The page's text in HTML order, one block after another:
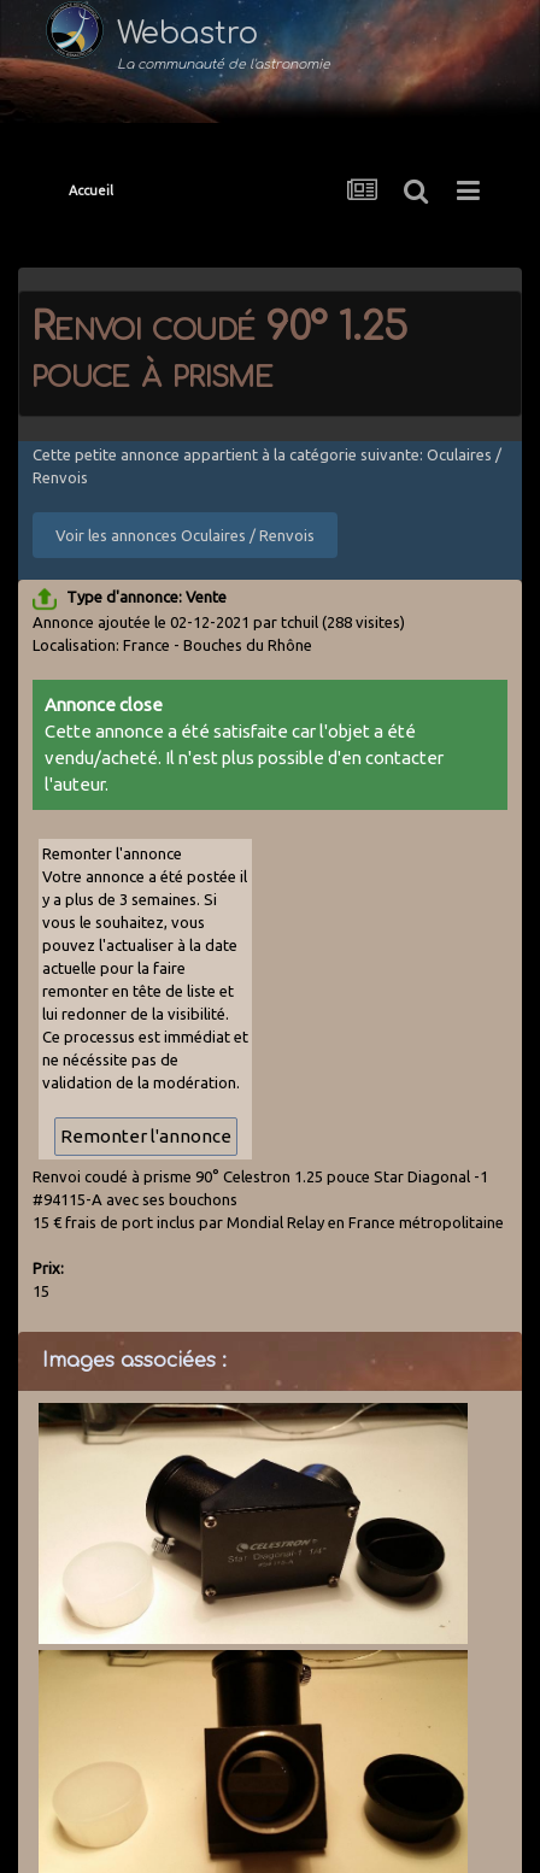
Webastro
La communauté de l'astronomie
Accueil
Renvoi coudé 90° 1.25
pouce à prisme
Cette petite annonce appartient à la catégorie suivante: Oculaires /
Renvois
Voir les annonces Oculaires / Renvois
Type d'annonce: Vente
Annonce ajoutée le 02-12-2021 par tchuil (288 visites)
Localisation: France - Bouches du Rhône
Annonce close
Cette annonce a été satisfaite car l'objet a été
vendu/acheté. Il n'est plus possible d'en contacter
l'auteur.
Remonter l'annonce
Votre annonce a été postée il
y a plus de 3 semaines. Si
vous le souhaitez, vous
pouvez l'actualiser à la date
actuelle pour la faire
remonter en tête de liste et
lui redonner de la visibilité.
Ce processus est immédiat et
ne nécéssite pas de
validation de la modération.
Renvoi coudé à prisme 90° Celestron 1.25 pouce Star Diagonal -1
#94115-A avec ses bouchons
15 € frais de port inclus par Mondial Relay en France métropolitaine
Prix:
15
Images associées :